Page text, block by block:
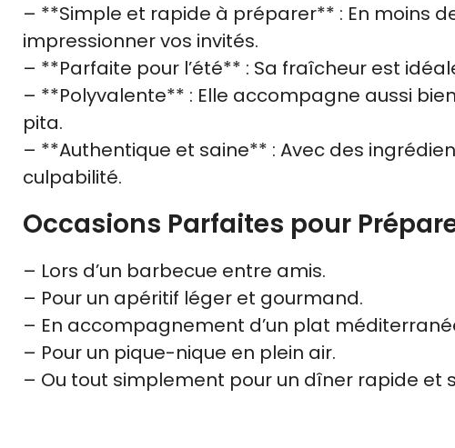
– **Simple et rapide à préparer** : En moins
impressionner vos invités.
– **Parfaite pour l’été** : Sa fraîcheur est
– **Polyvalente** : Elle accompagne aussi
pita.
– **Authentique et saine** : Avec des
culpabilité.
Occasions Parfaites pour
– Lors d’un barbecue entre amis.
– Pour un apéritif léger et gourmand.
– En accompagnement d’un plat
– Pour un pique-nique en plein air.
– Ou tout simplement pour un dîner rapide et